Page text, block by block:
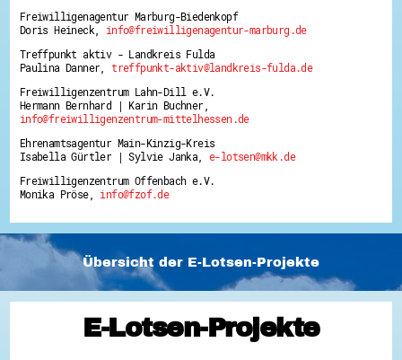
Freiwilligenagentur Marburg-Biedenkopf
Doris Heineck, info@freiwilligenagentur-marburg.de
Treffpunkt aktiv - Landkreis Fulda
Paulina Danner,treffpunkt-aktiv@landkreis-fulda.de
Freiwilligenzentrum Lahn-Dill e.V.
Hermann Bernhard | Karin Buchner,
info@freiwilligenzentrum-mittelhessen.de
Ehrenamtsagentur Main-Kinzig-Kreis
Isabella Gürtler | Sylvie Janka,e-lotsen@mkk.de
Freiwilligenzentrum Offenbach e.V.
Monika Pröse, info@fzof.de
Übersicht der E-Lotsen-Projekte
E-Lotsen-Projekte